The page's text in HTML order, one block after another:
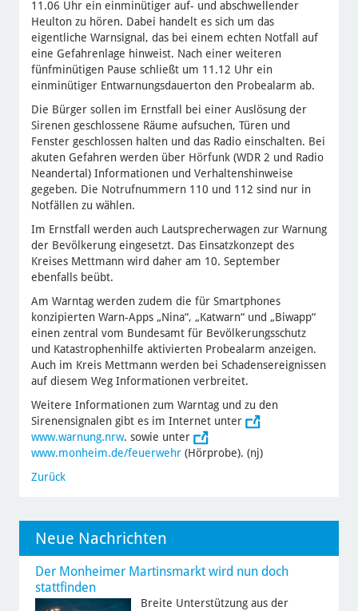
11.06 Uhr ein einminütiger auf- und abschwellender
Heulton zu hören. Dabei handelt es sich um das
eigentliche Warnsignal, das bei einem echten Notfall auf
eine Gefahrenlage hinweist. Nach einer weiteren
fünfminütigen Pause schließt um 11.12 Uhr ein
einminütiger Entwarnungsdauerton den Probealarm ab.
Die Bürger sollen im Ernstfall bei einer Auslösung der
Sirenen geschlossene Räume aufsuchen, Türen und
Fenster geschlossen halten und das Radio einschalten. Bei
akuten Gefahren werden über Hörfunk (WDR 2 und Radio
Neandertal) Informationen und Verhaltenshinweise
gegeben. Die Notrufnummern 110 und 112 sind nur in
Notfällen zu wählen.
Im Ernstfall werden auch Lautsprecherwagen zur Warnung
der Bevölkerung eingesetzt. Das Einsatzkonzept des
Kreises Mettmann wird daher am 10. September
ebenfalls beübt.
Am Warntag werden zudem die für Smartphones
konzipierten Warn-Apps „Nina“, „Katwarn“ und „Biwapp“
einen zentral vom Bundesamt für Bevölkerungsschutz
und Katastrophenhilfe aktivierten Probealarm anzeigen.
Auch im Kreis Mettmann werden bei Schadensereignissen
auf diesem Weg Informationen verbreitet.
Weitere Informationen zum Warntag und zu den
Sirenensignalen gibt es im Internet unter
www.warnung.nrw. sowie unter
www.monheim.de/feuerwehr(Hörprobe). (nj)
Zurück
Neue Nachrichten
Der Monheimer Martinsmarkt wird nun doch
stattfinden
Breite Unterstützung aus der